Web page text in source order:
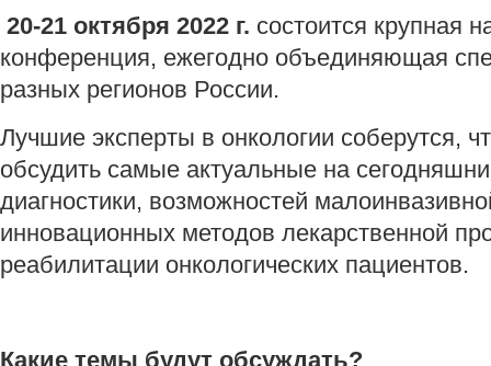
20-21 октября 2022 г. состоится крупная
конференция, ежегодно объединяющая
разных регионов России.
Лучшие эксперты в онкологии соберутся,
обсудить самые актуальные на
диагностики, возможностей
инновационных методов лекарственной
реабилитации онкологических пациентов.
Какие темы будут обсуждать?